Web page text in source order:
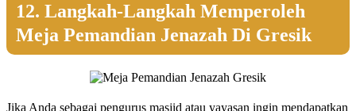
12. Langkah-Langkah Memperoleh
Meja Pemandian Jenazah Di Gresik
Jika Anda sebagai pengurus masjid atau yayasan ingin mendapatkan